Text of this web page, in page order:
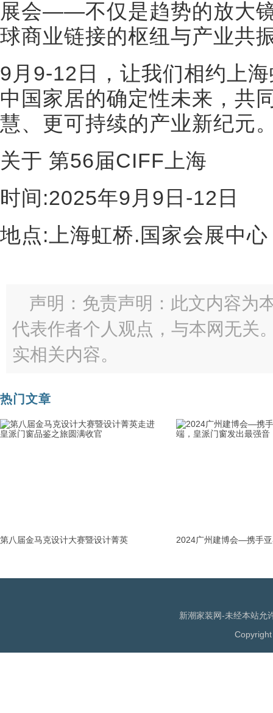
展会——不仅是趋势的放大
球商业链接的枢纽与产业共
9月9-12日，让我们相约上
中国家居的确定性未来，共
慧、更可持续的产业新纪元
关于 第56届CIFF上海
时间:2025年9月9日-12日
地点:上海虹桥.国家会展中心
声明：免责声明：此文内容为
代表作者个人观点，与本网无关
实相关内容。
热门文章
第八届金马克设计大赛暨设计菁英 2024广州建博会—携手
新潮家装网-未经本站允